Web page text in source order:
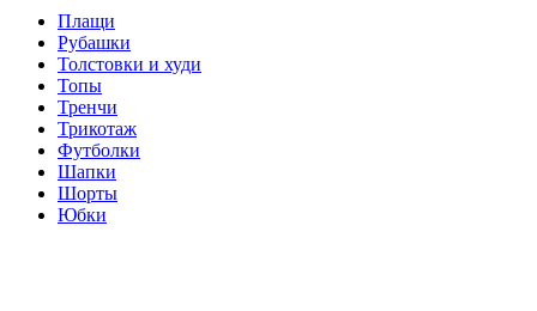
Плащи
Рубашки
Толстовки и худи
Топы
Тренчи
Трикотаж
Футболки
Шапки
Шорты
Юбки